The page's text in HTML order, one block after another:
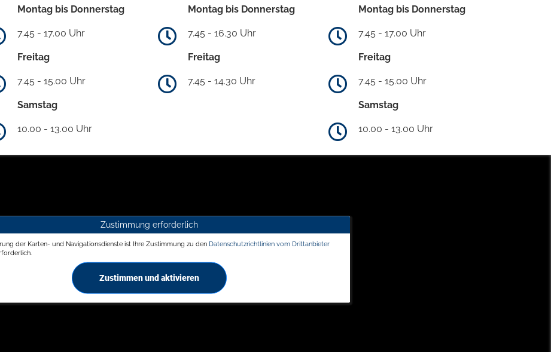
Montag bis Donnerstag
7.45 - 17.00 Uhr
Freitag
7.45 - 15.00 Uhr
Samstag
10.00 - 13.00 Uhr
Montag bis Donnerstag
7.45 - 16.30 Uhr
Freitag
7.45 - 14.30 Uhr
Montag bis Donnerstag
7.45 - 17.00 Uhr
Freitag
7.45 - 15.00 Uhr
Samstag
10.00 - 13.00 Uhr
Zustimmung erforderlich
der Karten- und Navigationsdienste ist Ihre Zustimmung zu den Datenschutzrichtlinien vom Drittanbieter
Zustimmen und aktivieren